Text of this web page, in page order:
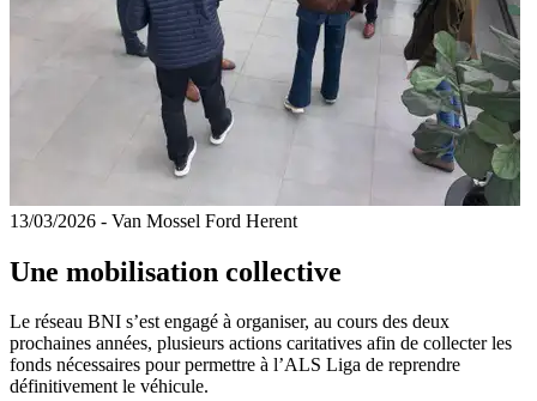
13/03/2026 - Van Mossel Ford Herent
Une mobilisation collective
Le réseau BNI s’est engagé à organiser, au cours des deux
prochaines années, plusieurs actions caritatives afin de collecter les
fonds nécessaires pour permettre à l’ALS Liga de reprendre
définitivement le véhicule.